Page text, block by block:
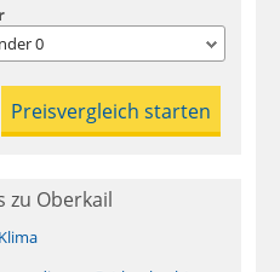
0
zu Oberkail